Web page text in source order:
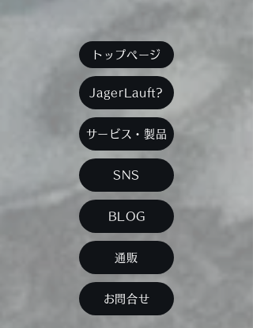
トップページ
JagerLauft?
サービス・製品
SNS
BLOG
通販
お問合せ